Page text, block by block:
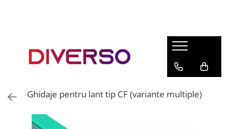
ASA
Ghidaje pentru lant tip CF (variante multiple)